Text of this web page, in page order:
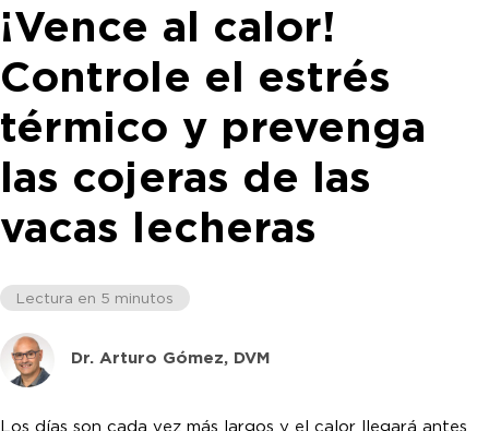
¡Vence al calor!
Controle el estrés
térmico y prevenga
las cojeras de las
vacas lecheras
Lectura en 5 minutos
Dr. Arturo Gómez, DVM
Los días son cada vez más largos y el calor llegará antes